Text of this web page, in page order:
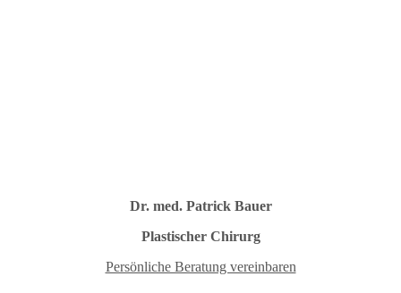
Dr. med. Patrick Bauer
Plastischer Chirurg
Persönliche Beratung vereinbaren